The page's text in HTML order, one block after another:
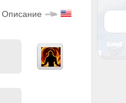
Описание